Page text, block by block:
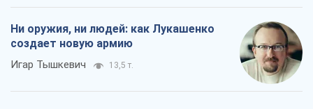
Ни оружия, ни людей: как Лукашенко
создает новую армию
Игар Тышкевич 13,5 т.